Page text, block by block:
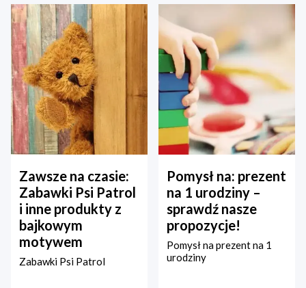
Zawsze na czasie:
Zabawki Psi Patrol
i inne produkty z
bajkowym
motywem
Zabawki Psi Patrol
Pomysł na: prezent
na 1 urodziny –
sprawdź nasze
propozycje!
Pomysł na prezent na 1
urodziny